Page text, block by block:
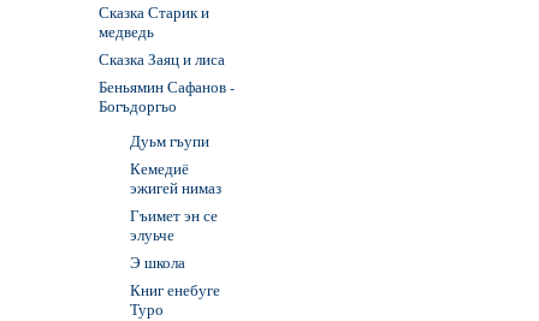
Сказка Старик и
медведь
Сказка Заяц и лиса
Беньямин Сафанов -
Богъдоргьо
Дуьм гъупи
Кемедиё
эжигей нимаз
Гъимет эн се
элуьче
Э школа
Книг енебуге
Туро